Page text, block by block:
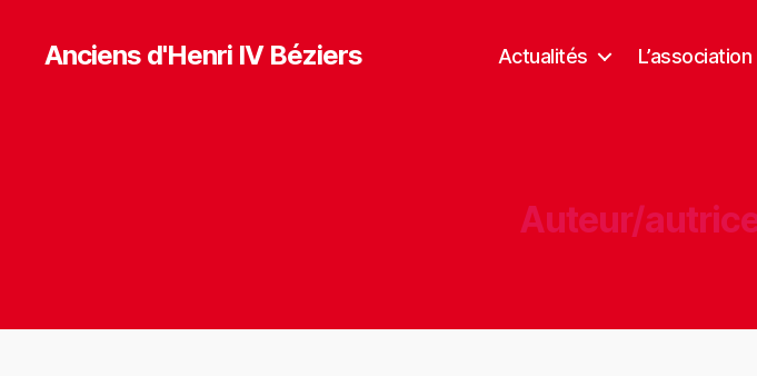
Anciens d'Henri IV Béziers Actualités L’association
Auteur/